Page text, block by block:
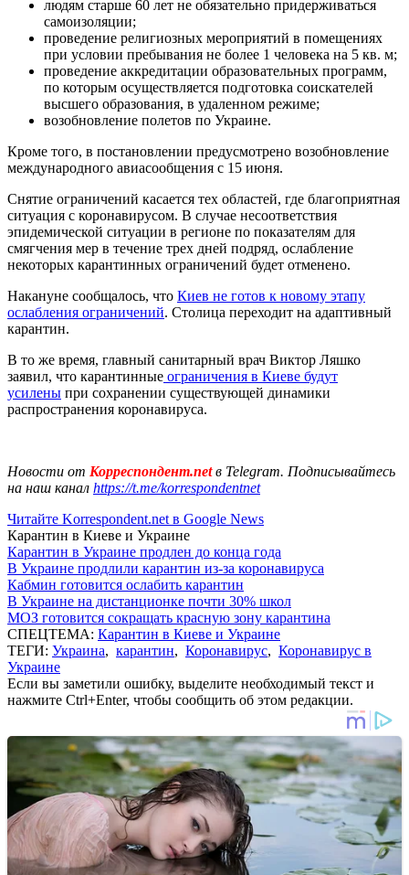
людям старше 60 лет не обязательно придерживаться
самоизоляции;
проведение религиозных мероприятий в помещениях
при условии пребывания не более 1 человека на 5 кв. м;
проведение аккредитации образовательных программ,
по которым осуществляется подготовка соискателей
высшего образования, в удаленном режиме;
возобновление полетов по Украине.
Кроме того, в постановлении предусмотрено возобновление
международного авиасообщения с 15 июня.
Снятие ограничений касается тех областей, где благоприятная
ситуация с коронавирусом. В случае несоответствия
эпидемической ситуации в регионе по показателям для
смягчения мер в течение трех дней подряд, ослабление
некоторых карантинных ограничений будет отменено.
Накануне сообщалось, что Киев не готов к новому этапу
ослабления ограничений. Столица переходит на адаптивный
карантин.
В то же время, главный санитарный врач Виктор Ляшко
заявил, что карантинные ограничения в Киеве будут
усилены при сохранении существующей динамики
распространения коронавируса.
Новости от Корреспондент.netв Telegram. Подписывайтесь
на наш канал https://t.me/korrespondentnet
Читайте Korrespondent.net в Google News
Карантин в Киеве и Украине
Карантин в Украине продлен до конца года
В Украине продлили карантин из-за коронавируса
Кабмин готовится ослабить карантин
В Украине на дистанционке почти 30% школ
МОЗ готовится сокращать красную зону карантина
СПЕЦТЕМА: Карантин в Киеве и Украине
ТЕГИ: Украина, карантин, Коронавирус, Коронавирус в
Украине
Если вы заметили ошибку, выделите необходимый текст и
нажмите Ctrl+Enter, чтобы сообщить об этом редакции.